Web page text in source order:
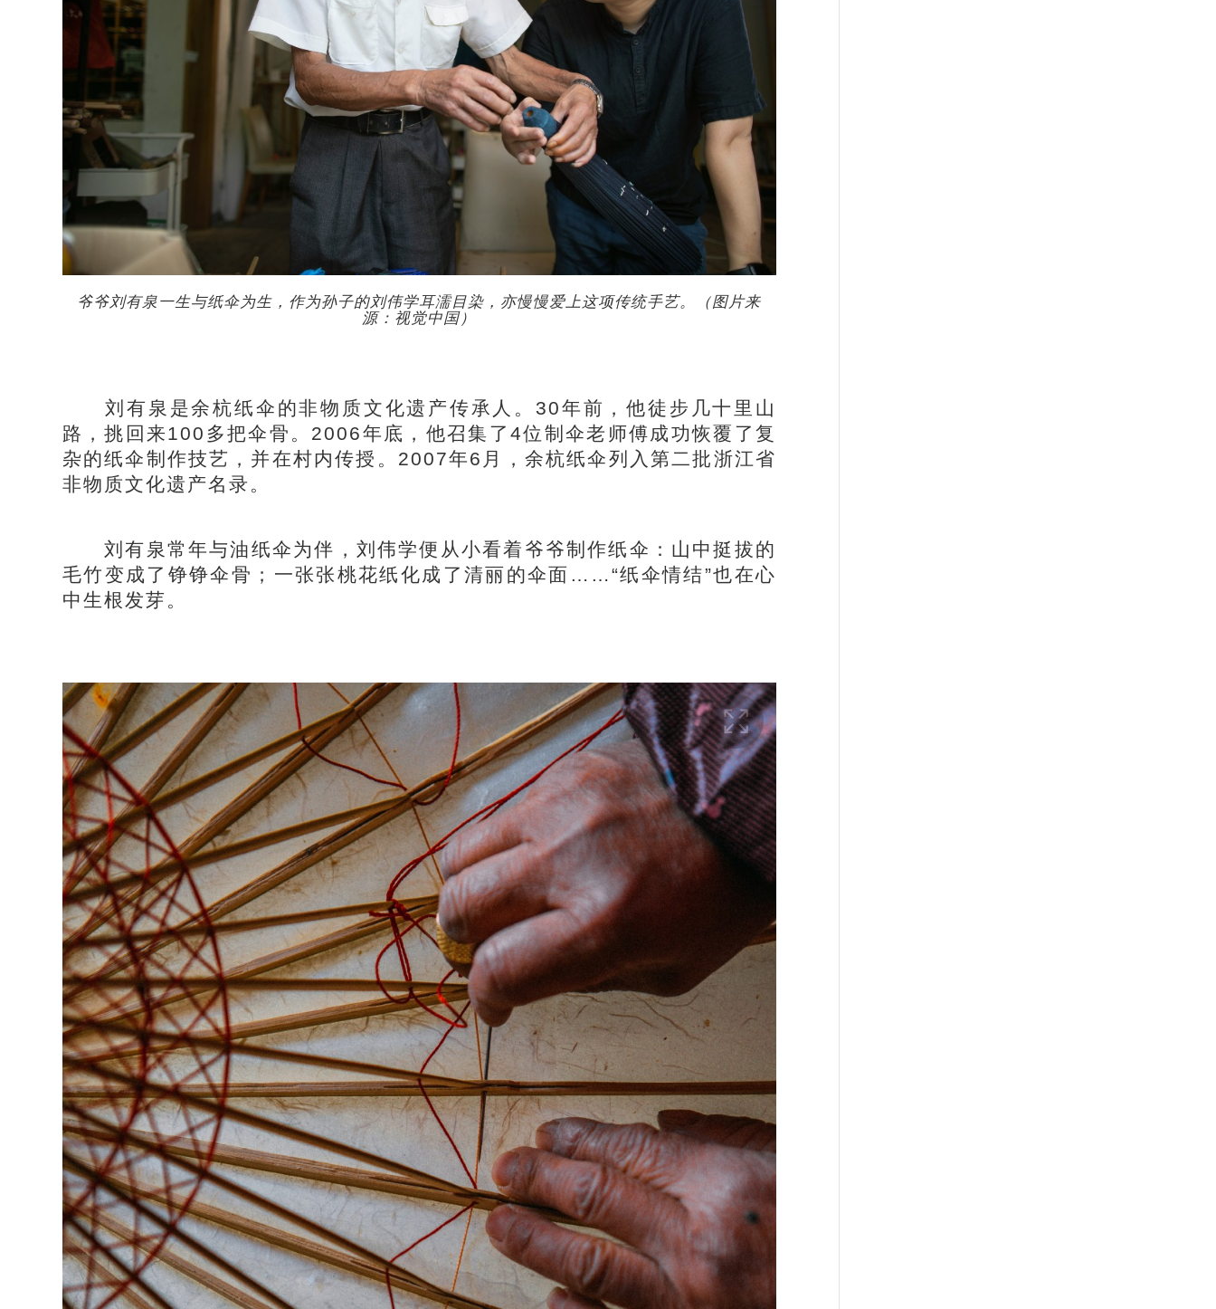
爷爷刘有泉一生与纸伞为生，作为孙子的刘伟学耳濡目染，亦慢慢爱上这项传统手艺。（图片来
源：视觉中国）
刘有泉是余杭纸伞的非物质文化遗产传承人。30年前，他徒步几十里山
路，挑回来100多把伞骨。2006年底，他召集了4位制伞老师傅成功恢覆了复
杂的纸伞制作技艺，并在村内传授。2007年6月，余杭纸伞列入第二批浙江省
非物质文化遗产名录。
刘有泉常年与油纸伞为伴，刘伟学便从小看着爷爷制作纸伞：山中挺拔的
毛竹变成了铮铮伞骨；一张张桃花纸化成了清丽的伞面……“纸伞情结”也在心
中生根发芽。